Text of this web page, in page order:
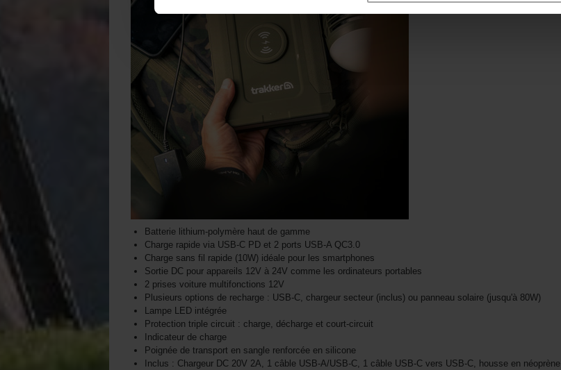
Batterie lithium-polymère haut de gamme
Charge rapide via USB-C PD et 2 ports USB-A QC3.0
Charge sans fil rapide (10W) idéale pour les smartphones
Sortie DC pour appareils 12V à 24V comme les ordinateurs portables
2 prises voiture multifonctions 12V
Plusieurs options de recharge : USB-C, chargeur secteur (inclus) ou panneau solaire (jusqu'à 80W)
Lampe LED intégrée
Protection triple circuit : charge, décharge et court-circuit
Indicateur de charge
Poignée de transport en sangle renforcée en silicone
Inclus : Chargeur DC 20V 2A, 1 câble USB-A/USB-C, 1 câble USB-C vers USB-C, housse en néoprène